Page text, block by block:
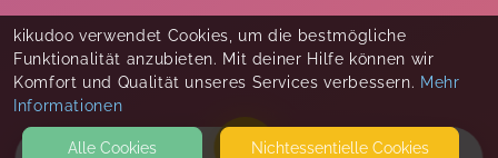
kikudoo verwendet Cookies, um die bestmögliche
Funktionalität anzubieten. Mit deiner Hilfe können wir
Komfort und Qualität unseres Services verbessern. Mehr
Informationen
Alle Cookies
Nicht­essentielle Cookies